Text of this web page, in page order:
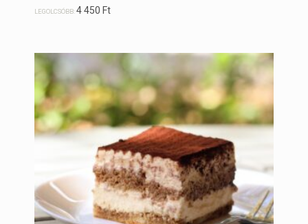
LEGOLCSÓBB:4 450Ft